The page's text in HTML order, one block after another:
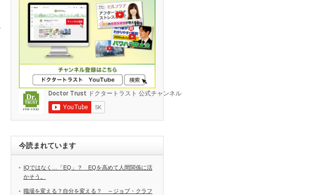
今読まれています
IQではなく…「EQ」？ EQを高めて人間関係に活
かそう。
職場を変える？自分を変える？ ～ジョブ・クラフ